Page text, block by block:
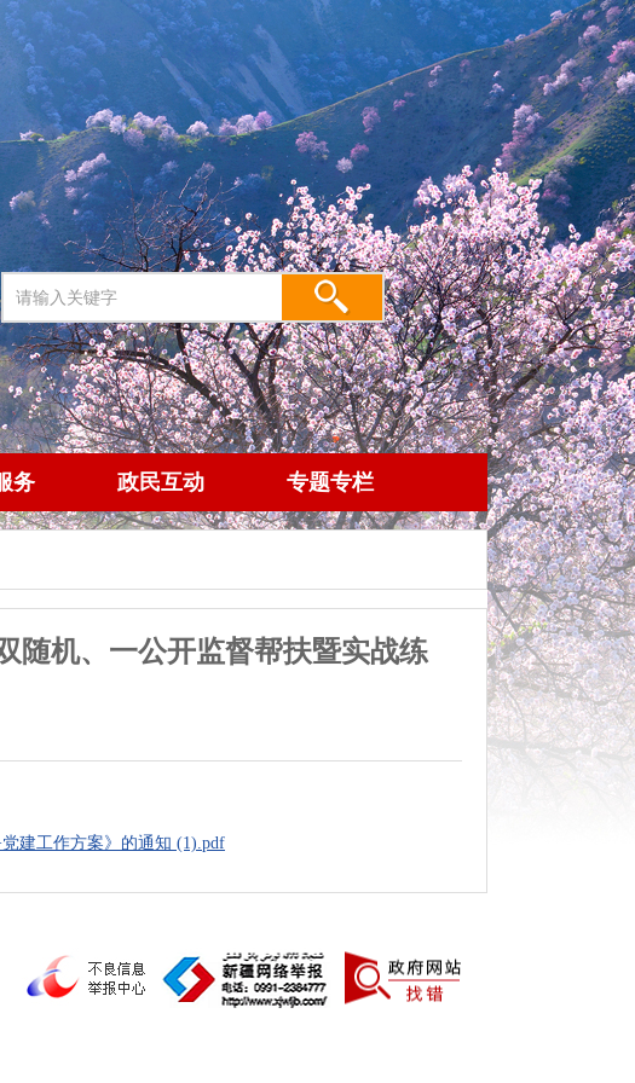
务 政民互动 专题专栏
随机、一公开监督帮扶暨实战练
建工作方案》的通知 (1).pdf